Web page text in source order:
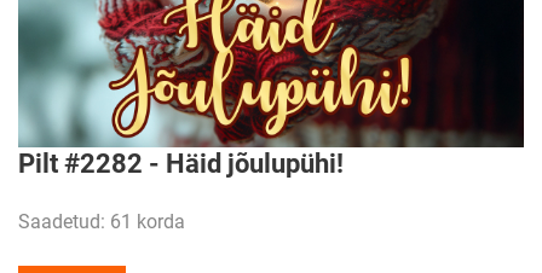
Pilt #2282 - Häid jõulupühi!
Saadetud: 61 korda